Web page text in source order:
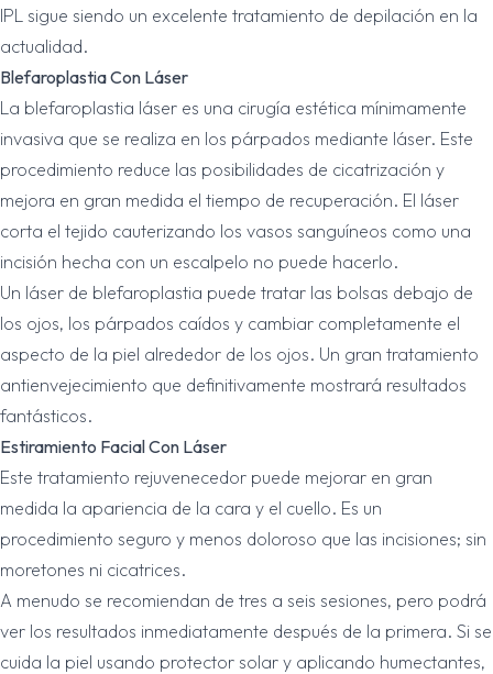
IPL sigue siendo un excelente tratamiento de depilación en la
actualidad.
Blefaroplastia Con Láser
La blefaroplastia láser es una cirugía estética mínimamente
invasiva que se realiza en los párpados mediante láser. Este
procedimiento reduce las posibilidades de cicatrización y
mejora en gran medida el tiempo de recuperación. El láser
corta el tejido cauterizando los vasos sanguíneos como una
incisión hecha con un escalpelo no puede hacerlo.
Un láser de blefaroplastia puede tratar las bolsas debajo de
los ojos, los párpados caídos y cambiar completamente el
aspecto de la piel alrededor de los ojos. Un gran tratamiento
antienvejecimiento que definitivamente mostrará resultados
fantásticos.
Estiramiento Facial Con Láser
Este tratamiento rejuvenecedor puede mejorar en gran
medida la apariencia de la cara y el cuello. Es un
procedimiento seguro y menos doloroso que las incisiones; sin
moretones ni cicatrices.
A menudo se recomiendan de tres a seis sesiones, pero podrá
ver los resultados inmediatamente después de la primera. Si se
cuida la piel usando protector solar y aplicando humectantes,